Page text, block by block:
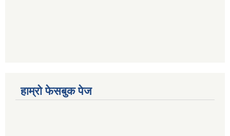
हाम्रो फेसबुक पेज